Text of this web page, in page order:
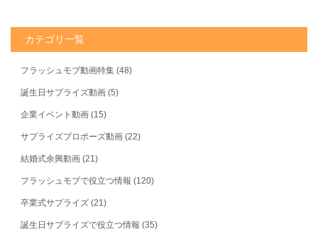
カテゴリ一覧
フラッシュモブ動画特集 (48)
誕生日サプライズ動画 (5)
企業イベント動画 (15)
サプライズプロポーズ動画 (22)
結婚式余興動画 (21)
フラッシュモブで役立つ情報 (120)
卒業式サプライズ (21)
誕生日サプライズで役立つ情報 (35)